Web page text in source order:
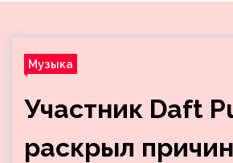
Музыка
Участник Daft
раскрыл